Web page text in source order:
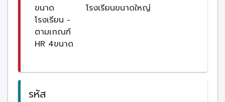
ขนาด
โรงเรียน -
ตามเกณฑ์
HR 4ขนาด
โรงเรียนขนาดใหญ่
รหัส